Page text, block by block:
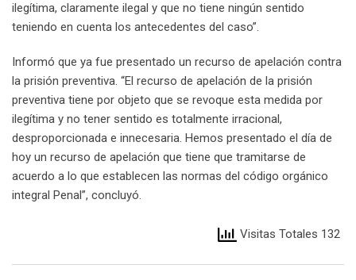
ilegítima, claramente ilegal y que no tiene ningún sentido
teniendo en cuenta los antecedentes del caso”.
Informó que ya fue presentado un recurso de apelación contra
la prisión preventiva. “El recurso de apelación de la prisión
preventiva tiene por objeto que se revoque esta medida por
ilegítima y no tener sentido es totalmente irracional,
desproporcionada e innecesaria. Hemos presentado el día de
hoy un recurso de apelación que tiene que tramitarse de
acuerdo a lo que establecen las normas del código orgánico
integral Penal”, concluyó.
Visitas Totales 132